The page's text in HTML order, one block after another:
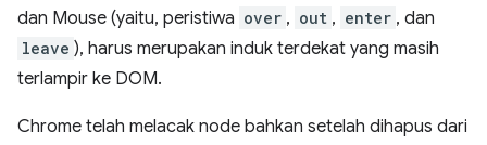
dan Mouse (yaitu, peristiwa over , out , enter , dan
leave ), harus merupakan induk terdekat yang masih
terlampir ke DOM.
Chrome telah melacak node bahkan setelah dihapus dari